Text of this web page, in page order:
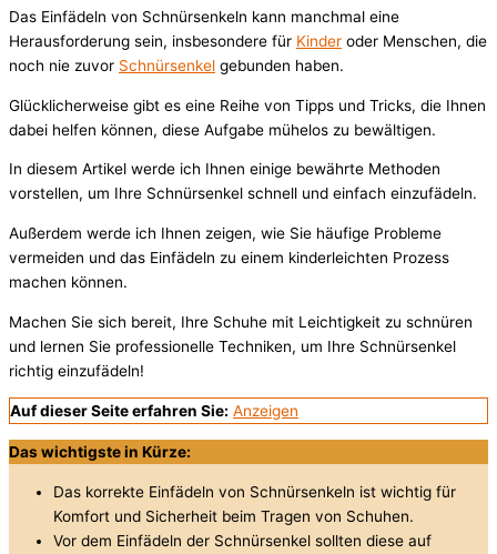
Das Einfädeln von Schnürsenkeln kann manchmal eine
Herausforderung sein, insbesondere für Kinder oder Menschen, die
noch nie zuvor Schnürsenkel gebunden haben.
Glücklicherweise gibt es eine Reihe von Tipps und Tricks, die Ihnen
dabei helfen können, diese Aufgabe mühelos zu bewältigen.
In diesem Artikel werde ich Ihnen einige bewährte Methoden
vorstellen, um Ihre Schnürsenkel schnell und einfach einzufädeln.
Außerdem werde ich Ihnen zeigen, wie Sie häufige Probleme
vermeiden und das Einfädeln zu einem kinderleichten Prozess
machen können.
Machen Sie sich bereit, Ihre Schuhe mit Leichtigkeit zu schnüren
und lernen Sie professionelle Techniken, um Ihre Schnürsenkel
richtig einzufädeln!
Auf dieser Seite erfahren Sie: Anzeigen
Das wichtigste in Kürze:
Das korrekte Einfädeln von Schnürsenkeln ist wichtig für
Komfort und Sicherheit beim Tragen von Schuhen.
Vor dem Einfädeln der Schnürsenkel sollten diese auf